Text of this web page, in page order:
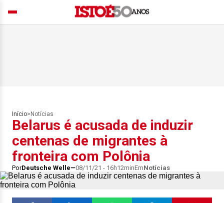
Início> Notícias
Belarus é acusada de induzir
centenas de migrantes à
fronteira com Polônia
PorDeutsche Welle 08/11/21 - 16h12minEmNotícias